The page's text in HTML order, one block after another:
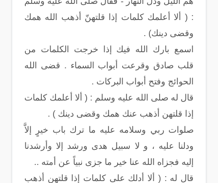
: ( ألا أعلمك كلمات إذا قلتهنّ أذهب الله همك
وقضى دينك) .
اسمع بارك الله فيك إذا خرجت الكلمات من
قلب صادق وقرعت أبواب السماء . قضى الله
الحوائج وفتح أبواب البركات .
قال له صلى الله عليه وسلم : ( ألا أعلمك كلمات
إذا قلتهن أذهب عنك همك وقضى دينك ) .
صلوات ربي وسلامه عليه ما ترك باب خيرٍ إلاَّ
ودلنا عليه ، و لا سبيل هدى ورشد إلا وأرشدنا
إليه فجزاه الله عنا خير ما جزى نبياً عن أمته ..
قال له : ( ألا أدلك على كلمات إذا قلتهن أذهب